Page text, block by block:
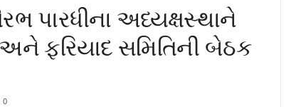
પારધીના અધ્યક્ષસ્થાને
ફરિયાદ સમિતિની બેઠક
0